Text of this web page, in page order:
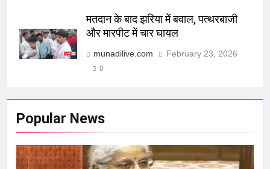
मतदान के बाद झरिया में बवाल, पत्थरबाजी
और मारपीट में चार घायल
munadilive.com February 23, 2026
0
Popular News